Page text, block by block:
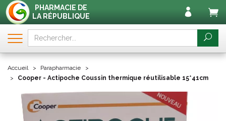
PHARMACIE DE
LA RÉPUBLIQUE
Accueil
Parapharmacie
Cooper - Actipoche Coussin thermique réutilisable 15*41cm